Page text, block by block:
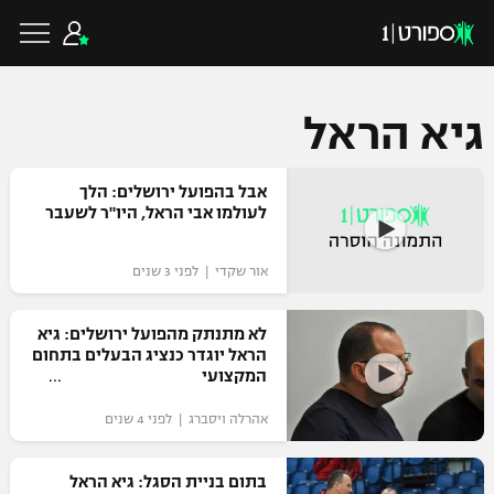
ליגה לאומית
גביע הטוטו
ליגיונרים
גביע המדינה
ליגת האלופות
ליגה אירופית
ליגה אנגלית
כדורסל ישראלי
ליגת ווינר סל
ליגה לאומית
כדורסל עולמי
NBA
גיא הראל
אבל בהפועל ירושלים: הלך
לעולמו אבי הראל, היו"ר לשעבר
אור שקדי | לפני 3 שנים
לא מתנתק מהפועל ירושלים: גיא
הראל יוגדר כנציג הבעלים בתחום
המקצועי
אהרלה ויסברג | לפני 4 שנים
בתום בניית הסגל: גיא הראל